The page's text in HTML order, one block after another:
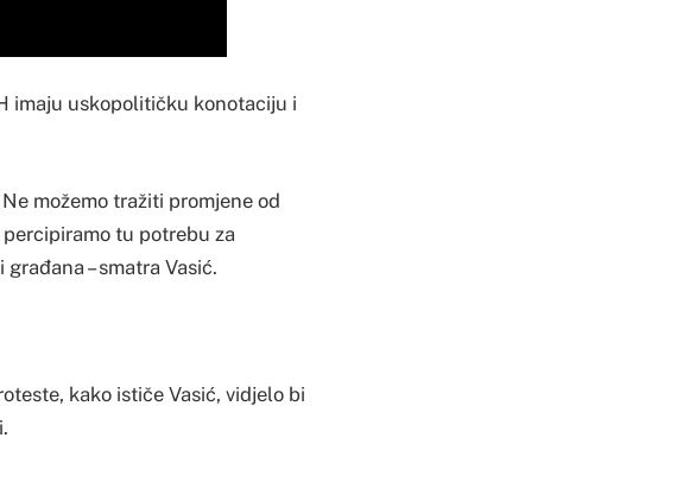
imaju uskopolitičku konotaciju i
možemo tražiti promjene od
tu potrebu za
– smatra Vasić.
kako ističe Vasić, vidjelo bi